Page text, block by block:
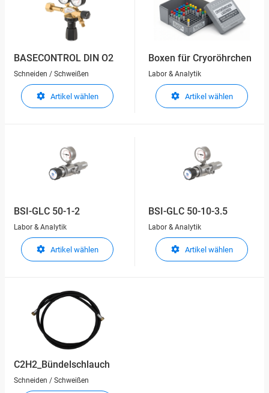
BASECONTROL DIN O2
Schneiden / Schweißen
Artikel wählen
Boxen für Cryoröhrchen
Labor & Analytik
Artikel wählen
BSI-GLC 50-1-2
Labor & Analytik
Artikel wählen
BSI-GLC 50-10-3.5
Labor & Analytik
Artikel wählen
C2H2_Bündelschlauch
Schneiden / Schweißen